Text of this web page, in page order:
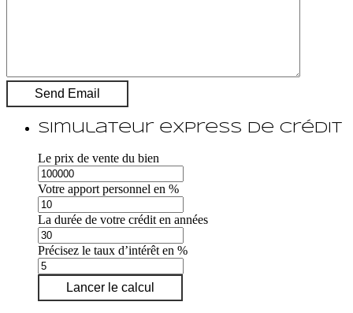
Simulateur express de crédit
Le prix de vente du bien
Votre apport personnel en %
La durée de votre crédit en années
Précisez le taux d’intérêt en %
Lancer le calcul